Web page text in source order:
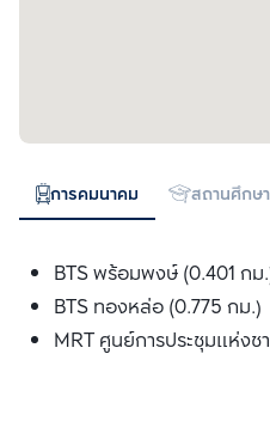
การคมนาคม สถานศึกษา
BTS พร้อมพงษ์ (0.401 กม
BTS ทองหล่อ (0.775 กม.)
MRT ศูนย์การประชุมแห่งช